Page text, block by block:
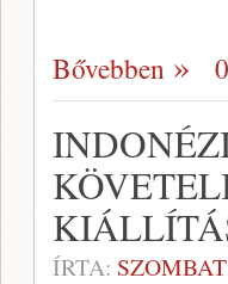
Bővebben
ÍRTA: SZOMBAT